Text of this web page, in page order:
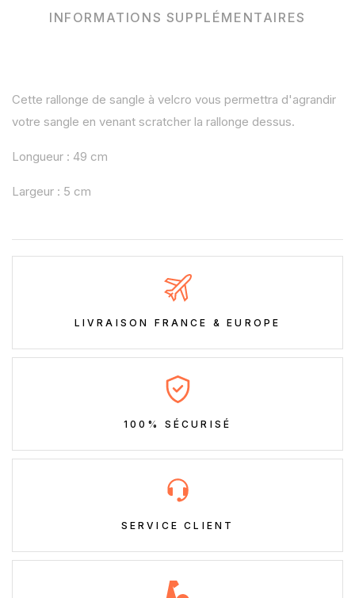
INFORMATIONS SUPPLÉMENTAIRES
Cette rallonge de sangle à velcro vous permettra d'agrandir
votre sangle en venant scratcher la rallonge dessus.
Longueur : 49 cm
Largeur : 5 cm
LIVRAISON FRANCE & EUROPE
100% SÉCURISÉ
SERVICE CLIENT